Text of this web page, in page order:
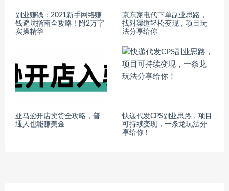
副业赚钱：2021新手网络赚
钱避坑指南全攻略！附2万字
实操精华
京东家电代下单副业思路，
找对渠道轻松变现，项目玩
法分享给你
亚马逊开店卖货全攻略，普
通人也能赚美金
快递代发CPS副业思路，项目
可持续变现，一条龙玩法分
享给你！